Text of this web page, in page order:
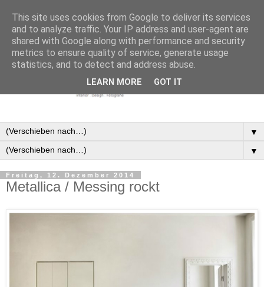
▼
▼
Freitag, 12. Dezember 2014
Metallica / Messing rockt
This site uses cookies from Google to deliver its services
and to analyze traffic. Your IP address and user-agent are
shared with Google along with performance and security
metrics to ensure quality of service, generate usage
statistics, and to detect and address abuse.
LEARN MORE GOT IT